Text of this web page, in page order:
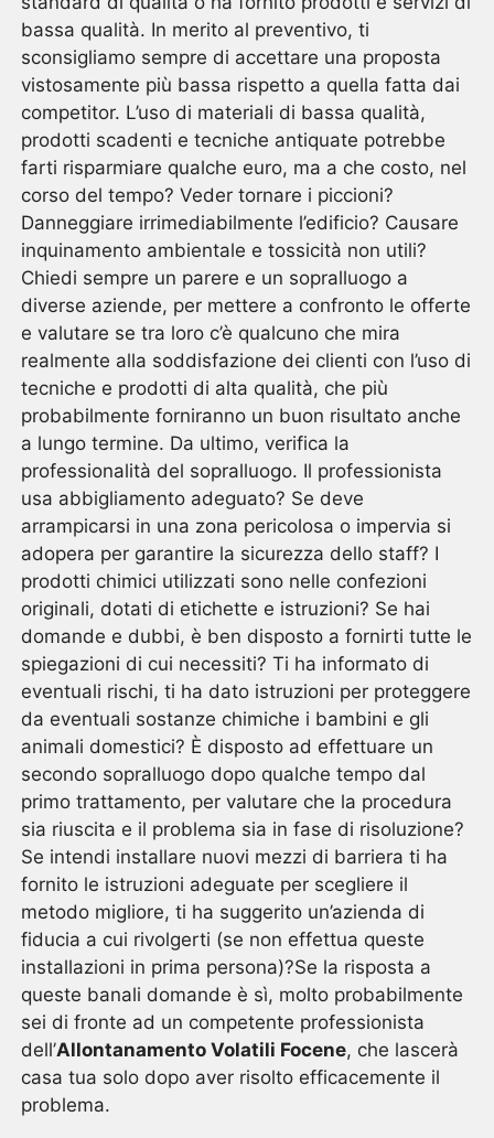
bassa qualità. In merito al preventivo, ti
sconsigliamo sempre di accettare una proposta
vistosamente più bassa rispetto a quella fatta dai
competitor. L’uso di materiali di bassa qualità,
prodotti scadenti e tecniche antiquate potrebbe
farti risparmiare qualche euro, ma a che costo, nel
corso del tempo? Veder tornare i piccioni?
Danneggiare irrimediabilmente l’edificio? Causare
inquinamento ambientale e tossicità non utili?
Chiedi sempre un parere e un sopralluogo a
diverse aziende, per mettere a confronto le offerte
e valutare se tra loro c’è qualcuno che mira
realmente alla soddisfazione dei clienti con l’uso di
tecniche e prodotti di alta qualità, che più
probabilmente forniranno un buon risultato anche
a lungo termine. Da ultimo, verifica la
professionalità del sopralluogo. Il professionista
usa abbigliamento adeguato? Se deve
arrampicarsi in una zona pericolosa o impervia si
adopera per garantire la sicurezza dello staff? I
prodotti chimici utilizzati sono nelle confezioni
originali, dotati di etichette e istruzioni? Se hai
domande e dubbi, è ben disposto a fornirti tutte le
spiegazioni di cui necessiti? Ti ha informato di
eventuali rischi, ti ha dato istruzioni per proteggere
da eventuali sostanze chimiche i bambini e gli
animali domestici? È disposto ad effettuare un
secondo sopralluogo dopo qualche tempo dal
primo trattamento, per valutare che la procedura
sia riuscita e il problema sia in fase di risoluzione?
Se intendi installare nuovi mezzi di barriera ti ha
fornito le istruzioni adeguate per scegliere il
metodo migliore, ti ha suggerito un’azienda di
fiducia a cui rivolgerti (se non effettua queste
installazioni in prima persona)?Se la risposta a
queste banali domande è sì, molto probabilmente
sei di fronte ad un competente professionista
dell’Allontanamento Volatili Focene, che lascerà
casa tua solo dopo aver risolto efficacemente il
problema.